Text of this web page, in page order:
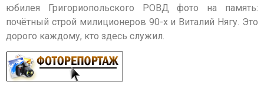
юбилея Григориопольского РОВД фото на память:
почётный строй милиционеров 90-х и Виталий Нягу. Это
дорого каждому, кто здесь служил.